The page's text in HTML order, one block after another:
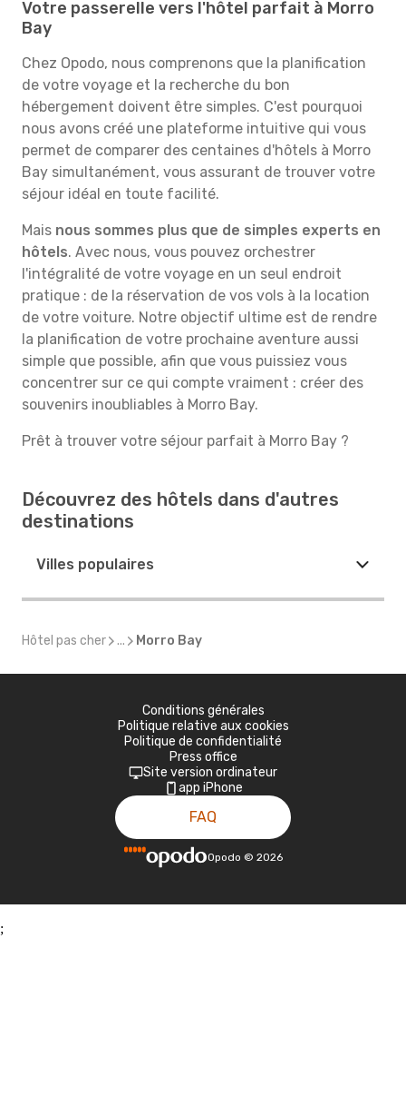
Votre passerelle vers l'hôtel parfait à Morro
Bay
Chez Opodo, nous comprenons que la planification
de votre voyage et la recherche du bon
hébergement doivent être simples. C'est pourquoi
nous avons créé une plateforme intuitive qui vous
permet de comparer des centaines d'hôtels à Morro
Bay simultanément, vous assurant de trouver votre
séjour idéal en toute facilité.
Mais nous sommes plus que de simples experts en
hôtels. Avec nous, vous pouvez orchestrer
l'intégralité de votre voyage en un seul endroit
pratique : de la réservation de vos vols à la location
de votre voiture. Notre objectif ultime est de rendre
la planification de votre prochaine aventure aussi
simple que possible, afin que vous puissiez vous
concentrer sur ce qui compte vraiment : créer des
souvenirs inoubliables à Morro Bay.
Prêt à trouver votre séjour parfait à Morro Bay ?
Découvrez des hôtels dans d'autres
destinations
Villes populaires
Hôtel pas cher ... Morro Bay
Conditions générales
Politique relative aux cookies
Politique de confidentialité
Press office
Site version ordinateur
app iPhone
FAQ
Opodo © 2026
;